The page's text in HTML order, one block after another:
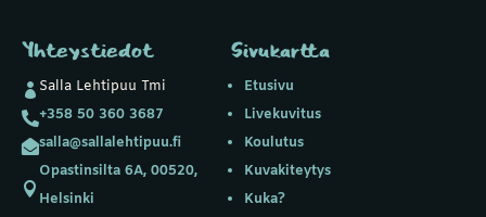
Yhteystiedot
 Salla Lehtipuu Tmi
+358 50 360 3687
salla@sallalehtipuu.fi

Opastinsilta 6A, 00520,
Helsinki
Sivukartta
Etusivu
Livekuvitus
Koulutus
Kuvakiteytys
Kuka?